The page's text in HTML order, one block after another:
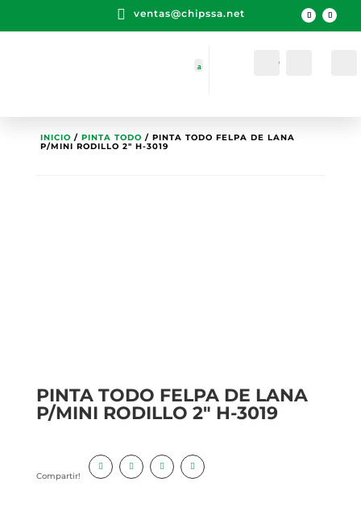
 ventas@chipssa.net
Cuenta
INICIO / PINTA TODO / PINTA TODO FELPA DE LANA
P/MINI RODILLO 2″ H-3019
PINTA TODO FELPA DE LANA
P/MINI RODILLO 2″ H-3019
Compartir!